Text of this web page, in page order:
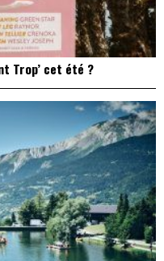
Trop’ cet été ?